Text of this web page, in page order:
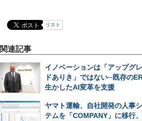
リスト
関連記事
イノベーションは「アップグ
ドありき」ではない─既存の
生かしたAI変革を支援
ヤマト運輸、自社開発の人事
テムを「COMPANY」に移行